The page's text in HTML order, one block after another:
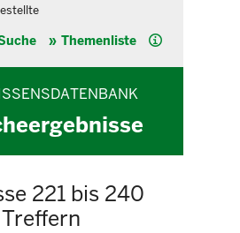
Themenliste Hilfe
221 bis 240